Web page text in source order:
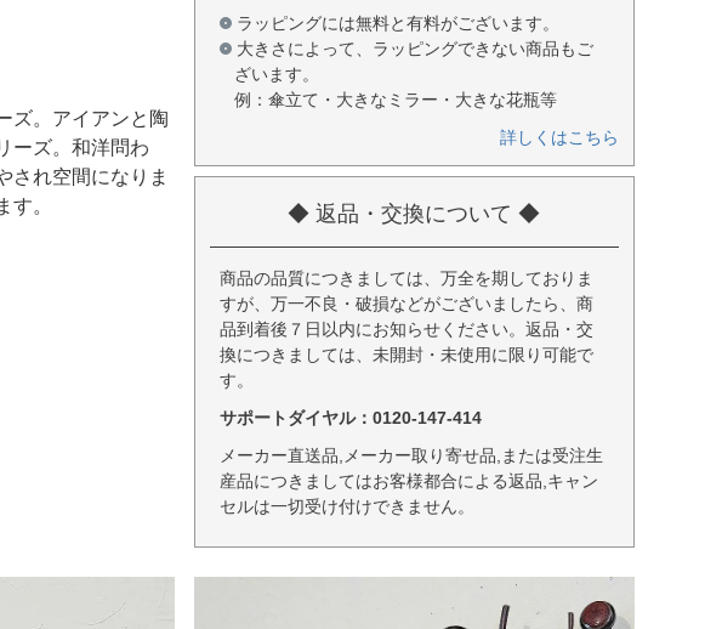
ズ。アイアンと陶
ーズ。和洋問わ
され空間になりま
。
ラッピングには無料と有料がございます。
大きさによって、ラッピングできない商品もご
ざいます。
例：傘立て・大きなミラー・大きな花瓶等
詳しくはこちら
◆ 返品・交換について ◆
商品の品質につきましては、万全を期しておりま
すが、万一不良・破損などがございましたら、商
品到着後７日以内にお知らせください。返品・交
換につきましては、未開封・未使用に限り可能で
す。
サポートダイヤル：0120-147-414
メーカー直送品,メーカー取り寄せ品,または受注生
産品につきましてはお客様都合による返品,キャン
セルは一切受け付けできません。